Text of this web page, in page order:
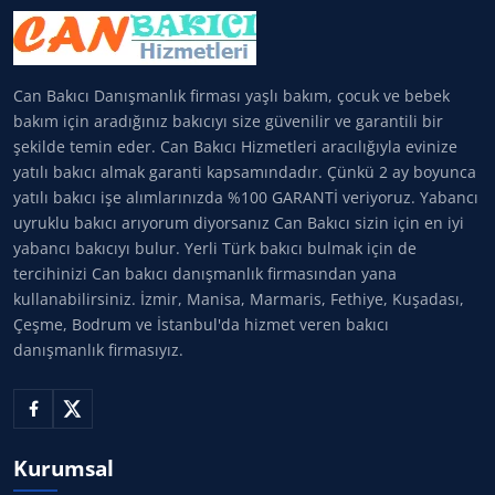
Can Bakıcı Danışmanlık firması yaşlı bakım, çocuk ve bebek
bakım için aradığınız bakıcıyı size güvenilir ve garantili bir
şekilde temin eder. Can Bakıcı Hizmetleri aracılığıyla evinize
yatılı bakıcı almak garanti kapsamındadır. Çünkü 2 ay boyunca
yatılı bakıcı işe alımlarınızda %100 GARANTİ veriyoruz. Yabancı
uyruklu bakıcı arıyorum diyorsanız Can Bakıcı sizin için en iyi
yabancı bakıcıyı bulur. Yerli Türk bakıcı bulmak için de
tercihinizi Can bakıcı danışmanlık firmasından yana
kullanabilirsiniz. İzmir, Manisa, Marmaris, Fethiye, Kuşadası,
Çeşme, Bodrum ve İstanbul'da hizmet veren bakıcı
danışmanlık firmasıyız.
Kurumsal